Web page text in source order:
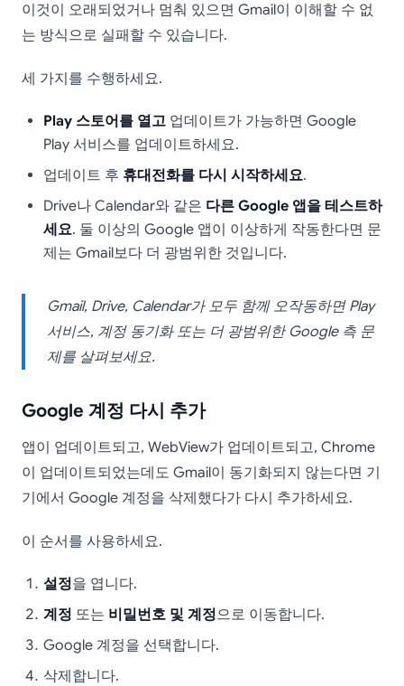
이것이 오래되었거나 멈춰 있으면 Gmail이 이해할 수 없
는 방식으로 실패할 수 있습니다.
세 가지를 수행하세요.
Play 스토어를 열고 업데이트가 가능하면 Google
Play 서비스를 업데이트하세요.
업데이트 후 휴대전화를 다시 시작하세요.
Drive나 Calendar와 같은 다른 Google 앱을 테스트하
세요. 둘 이상의 Google 앱이 이상하게 작동한다면 문
제는 Gmail보다 더 광범위한 것입니다.
Gmail, Drive, Calendar가 모두 함께 오작동하면 Play
서비스, 계정 동기화 또는 더 광범위한 Google 측 문
제를 살펴보세요.
Google 계정 다시 추가
앱이 업데이트되고, WebView가 업데이트되고, Chrome
이 업데이트되었는데도 Gmail이 동기화되지 않는다면 기
기에서 Google 계정을 삭제했다가 다시 추가하세요.
이 순서를 사용하세요.
설정을 엽니다.
계정 또는 비밀번호 및 계정으로 이동합니다.
Google 계정을 선택합니다.
삭제합니다.